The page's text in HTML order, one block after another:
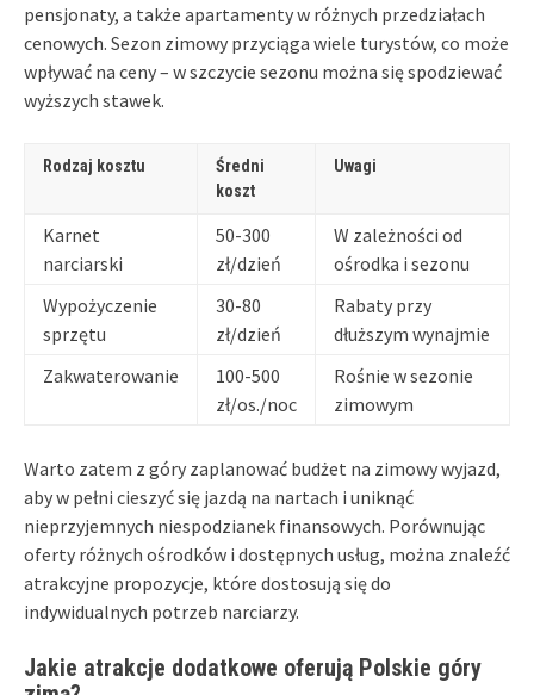
pensjonaty, a także apartamenty w różnych przedziałach
cenowych. Sezon zimowy przyciąga wiele turystów, co może
wpływać na ceny – w szczycie sezonu można się spodziewać
wyższych stawek.
Rodzaj kosztu
Średni
koszt
Uwagi
Karnet
narciarski
50-300
zł/dzień
W zależności od
ośrodka i sezonu
Wypożyczenie
sprzętu
30-80
zł/dzień
Rabaty przy
dłuższym wynajmie
Zakwaterowanie
100-500
zł/os./noc
Rośnie w sezonie
zimowym
Warto zatem z góry zaplanować budżet na zimowy wyjazd,
aby w pełni cieszyć się jazdą na nartach i uniknąć
nieprzyjemnych niespodzianek finansowych. Porównując
oferty różnych ośrodków i dostępnych usług, można znaleźć
atrakcyjne propozycje, które dostosują się do
indywidualnych potrzeb narciarzy.
Jakie atrakcje dodatkowe oferują Polskie góry